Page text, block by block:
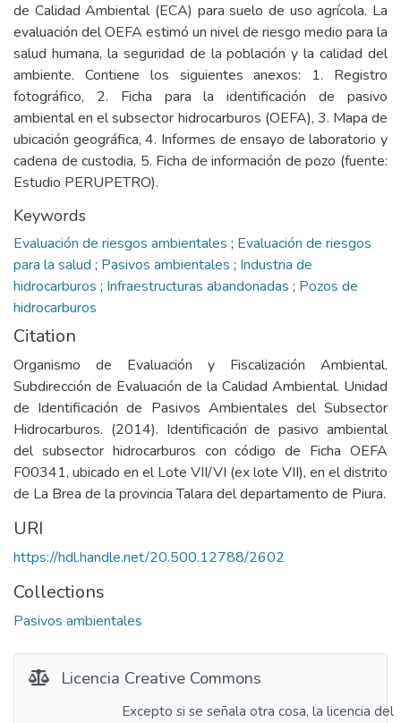
de Calidad Ambiental (ECA) para suelo de uso agrícola. La
evaluación del OEFA estimó un nivel de riesgo medio para la
salud humana, la seguridad de la población y la calidad del
ambiente. Contiene los siguientes anexos: 1. Registro
fotográfico, 2. Ficha para la identificación de pasivo
ambiental en el subsector hidrocarburos (OEFA), 3. Mapa de
ubicación geográfica, 4. Informes de ensayo de laboratorio y
cadena de custodia, 5. Ficha de información de pozo (fuente:
Estudio PERUPETRO).
Keywords
Evaluación de riesgos ambientales ; Evaluación de riesgos
para la salud ; Pasivos ambientales ; Industria de
hidrocarburos ; Infraestructuras abandonadas ; Pozos de
hidrocarburos
Citation
Organismo de Evaluación y Fiscalización Ambiental.
Subdirección de Evaluación de la Calidad Ambiental. Unidad
de Identificación de Pasivos Ambientales del Subsector
Hidrocarburos. (2014). Identificación de pasivo ambiental
del subsector hidrocarburos con código de Ficha OEFA
F00341, ubicado en el Lote VII/VI (ex lote VII), en el distrito
de La Brea de la provincia Talara del departamento de Piura.
URI
https://hdl.handle.net/20.500.12788/2602
Collections
Pasivos ambientales
Licencia Creative Commons
Excepto si se señala otra cosa, la licencia del